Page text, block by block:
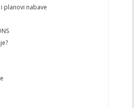
planovi nabave